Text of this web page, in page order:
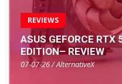
REVIEWS
ASUS GEFORCE RTX
EDITION– REVIEW
07-07-26 / AlternativeX